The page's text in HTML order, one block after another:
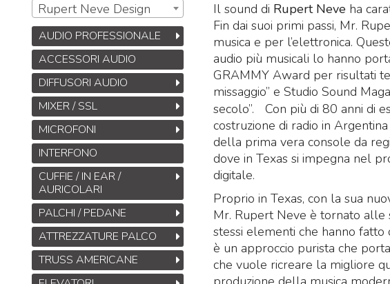
Il sound di Rupert Neve ha
Fin dai suoi primi passi, Mr.
musica e per l’elettronica.
audio più musicali lo hanno
GRAMMY Award per risultati
missaggio” e Studio Sound
secolo”. Con più di 80 anni di
costruzione di radio in
della prima vera console da
dove in Texas si impegna nel
digitale.
Proprio in Texas, con la sua
Mr. Rupert Neve è tornato alle
stessi elementi che hanno fatto
è un approccio purista che
che vuole ricreare la migliore
Rupert Neve Design
AUDIO PROFESSIONALE
ACCESSORI AUDIO
DIFFUSORI AUDIO
MIXER / SSL
MICROFONI
INTERFONO
CUFFIE / IN EAR /
AURICOLARI
PALCHI / PEDANE
ATTREZZATURE PALCO
TRUSS AMERICANE